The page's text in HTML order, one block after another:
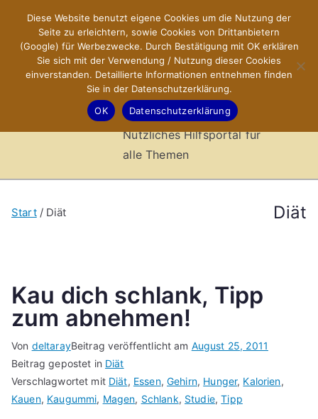
springen
X-Sites.de
–
Hilfsportal
Nützliches Hilfsportal für
alle Themen
Diät
Start Diät
Kau dich schlank, Tipp
zum abnehmen!
Von deltarayBeitrag veröffentlicht am August 25, 2011
Beitrag gepostet in Diät
Verschlagwortet mit Diät, Essen, Gehirn, Hunger, Kalorien,
Kauen, Kaugummi, Magen, Schlank, Studie,Tipp
Diese Website benutzt eigene Cookies um die Nutzung der
Seite zu erleichtern, sowie Cookies von Drittanbietern
(Google) für Werbezwecke. Durch Bestätigung mit OK erklären
Sie sich mit der Verwendung / Nutzung dieser Cookies
einverstanden. Detaillierte Informationen entnehmen finden
Sie in der Datenschutzerklärung.
OK
Datenschutzerklärung